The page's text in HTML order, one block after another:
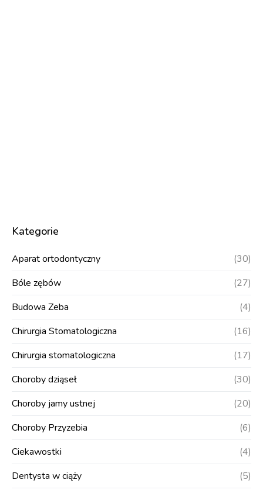
Kategorie
Aparat ortodontyczny
(30)
Bóle zębów
(27)
Budowa Zeba
(4)
Chirurgia Stomatologiczna
(16)
Chirurgia stomatologiczna
(17)
Choroby dziąseł
(30)
Choroby jamy ustnej
(20)
Choroby Przyzebia
(6)
Ciekawostki
(4)
Dentysta w ciąży
(5)